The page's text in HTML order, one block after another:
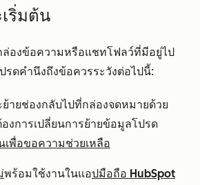
ริ่มต้น
ล่องข้อความหรือแชทโฟลว์ที่มีอยู่ไป
รดคำนึงถึงข้อควรระวังต่อไปนี้:
ายช่องกลับไปที่กล่องจดหมายด้วย
งการเปลี่ยนการย้ายข้อมูลโปรด
พื่อขอความช่วยเหลือ
พร้อมใช้งานในแอปมือถือ HubSpot